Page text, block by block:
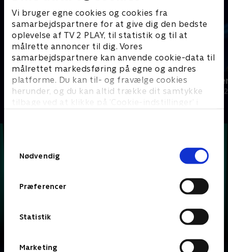
Vi bruger egne cookies og cookies fra
samarbejdspartnere for at give dig den bedste
oplevelse af TV 2 PLAY, til statistik og til at
målrette annoncer til dig. Vores
samarbejdspartnere kan anvende cookie-data til
målrettet markedsføring på egne og andres
platforme. Du kan til- og fravælge cookies
herunder, og du kan altid trække dit samtykke
tilbage ved at klikke på ’Cookie-indstillinger’ i
Nødvendig
Præferencer
Statistik
Marketing
24 stjerners julikalender
TV-Shows • 1 sæsoner
Hvem vil
Quiz-shows •